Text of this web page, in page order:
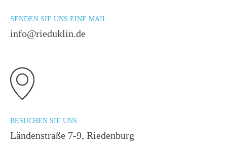
SENDEN SIE UNS EINE MAIL
info@rieduklin.de
BESUCHEN SIE UNS
Ländenstraße 7-9, Riedenburg